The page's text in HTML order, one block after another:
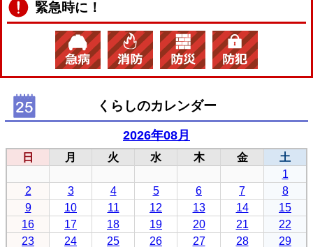
緊急時に！
くらしのカレンダー